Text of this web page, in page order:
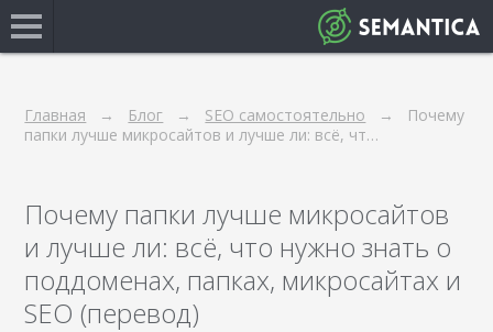
Главная Блог SEO самостоятельно
Почему
папки лучше микросайтов и лучше ли: всё, чт…
Почему папки лучше микросайтов
и лучше ли: всё, что нужно знать о
поддоменах, папках, микросайтах и
SEO (перевод)